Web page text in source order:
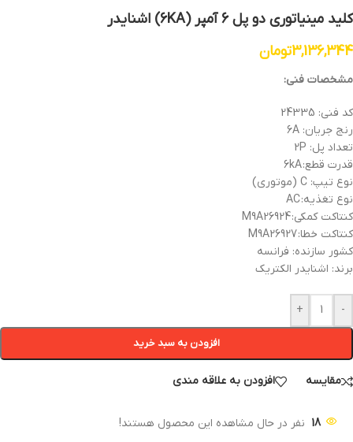
کلید مینیاتوری دو پل 6 آمپر (6KA) اشنایدر
3,136,344تومان
مشخصات فنی:
کد فنی: 24335
رنج جریان: 6A
تعداد پل: 2P
قدرت قطع: 6kA
نوع تیپ: C (موتوری)
نوع تغذیه: AC
کنتاکت کمکی: M9A26924
کنتاکت خطا: M9A26927
کشور سازنده: فرانسه
برند: اشنایدر الکتریک
-
+
افزودن به سبد خرید
مقایسه افزودن به علاقه مندی
18 نفر در حال مشاهده این محصول هستند!